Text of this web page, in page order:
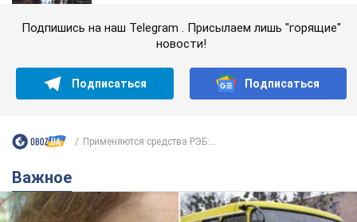
Подпишись на наш Telegram . Присылаем лишь "горящие"
новости!
Подписаться Подписаться
Применяются средства РЭБ:...
Важное